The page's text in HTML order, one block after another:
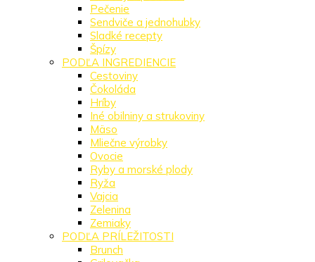
Pečenie
Sendviče a jednohubky
Sladké recepty
Špízy
PODĽA INGREDIENCIE
Cestoviny
Čokoláda
Hríby
Iné obilniny a strukoviny
Mäso
Mliečne výrobky
Ovocie
Ryby a morské plody
Ryža
Vajcia
Zelenina
Zemiaky
PODĽA PRÍLEŽITOSTI
Brunch